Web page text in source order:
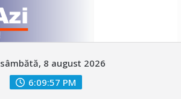
sâmbătă, 8 august 2026
6:10:00 PM